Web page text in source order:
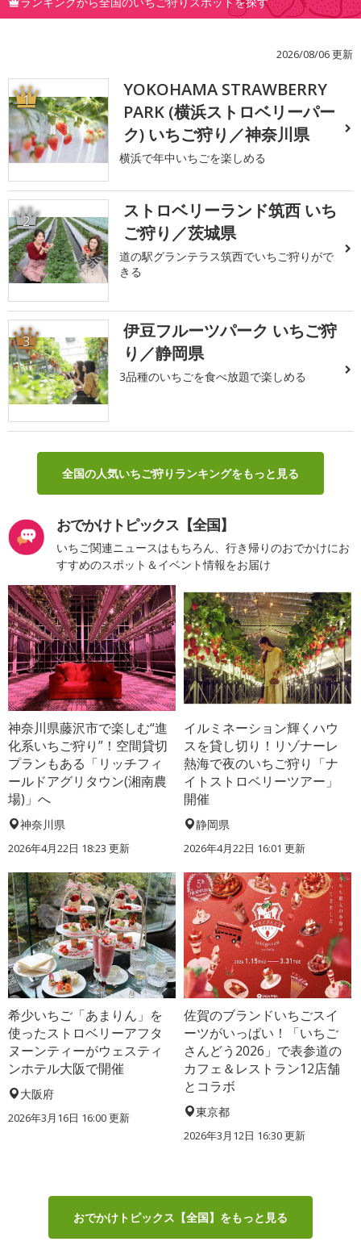
2026/08/06 更新
1
YOKOHAMA STRAWBERRY
PARK (横浜ストロベリーパー
ク) いちご狩り／神奈川県
横浜で年中いちごを楽しめる
2
ストロベリーランド筑西 いち
ご狩り／茨城県
道の駅グランテラス筑西でいちご狩りがで
きる
3
伊豆フルーツパーク いちご狩
り／静岡県
3品種のいちごを食べ放題で楽しめる
全国の人気いちご狩りランキングをもっと見る
おでかけトピックス【全国】
いちご関連ニュースはもちろん、行き帰りのおでかけにお
すすめのスポット＆イベント情報をお届け
神奈川県藤沢市で楽しむ“進
化系いちご狩り”！空間貸切
プランもある「リッチフィ
ールドアグリタウン(湘南農
場)」へ
神奈川県
2026年4月22日 18:23 更新
イルミネーション輝くハウ
スを貸し切り！リゾナーレ
熱海で夜のいちご狩り「ナ
イトストロベリーツアー」
開催
静岡県
2026年4月22日 16:01 更新
希少いちご「あまりん」を
使ったストロベリーアフタ
ヌーンティーがウェスティ
ンホテル大阪で開催
大阪府
2026年3月16日 16:00 更新
佐賀のブランドいちごスイ
ーツがいっぱい！「いちご
さんどう2026」で表参道の
カフェ＆レストラン12店舗
とコラボ
東京都
2026年3月12日 16:30 更新
おでかけトピックス【全国】をもっと見る